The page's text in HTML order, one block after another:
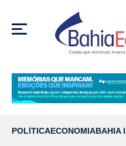
MENU
POLÍTICAECONOMIABAHIA